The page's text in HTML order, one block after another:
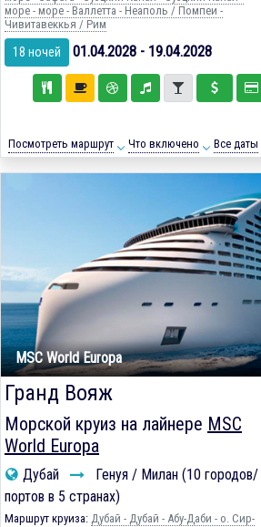
море - море - Валлетта - Неаполь / Помпеи -
Чивитавеккья / Рим
18 ночей 01.04.2028 - 19.04.2028
Посмотреть маршрут Что включено Все даты
MSC World Europa
Гранд Вояж
Морской круиз на лайнере MSC
World Europa
Дубай
Генуя / Милан (10 городов/
портов в 5 странах)
Маршрут круиза: Дубай - Дубай - Абу-Даби - о. Сир-